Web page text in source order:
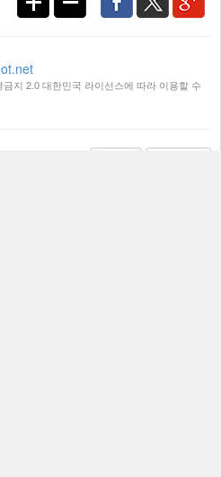
지 2.0 대한민국 라이선스에 따라 이용할 수